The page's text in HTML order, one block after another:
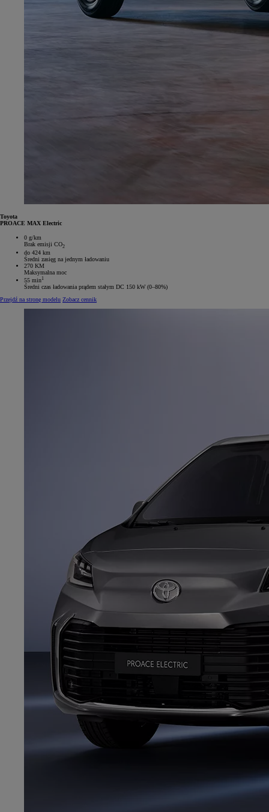
Toyota
PROACE MAX Electric
0 g/km
Brak emisji CO2
do 424 km
Średni zasięg na jednym ładowaniu
270 KM
Maksymalna moc
55 min1
Średni czas ładowania prądem stałym DC 150 kW (0–80%)
Przejdź na stronę modelu Zobacz cennik